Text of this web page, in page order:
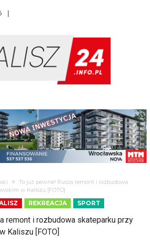
To już pewne! Rusza remont i rozbudowa
w Kaliszu [FOTO]
REKREACJA SPORT
remont i rozbudowa skateparku przy
Kaliszu [FOTO]